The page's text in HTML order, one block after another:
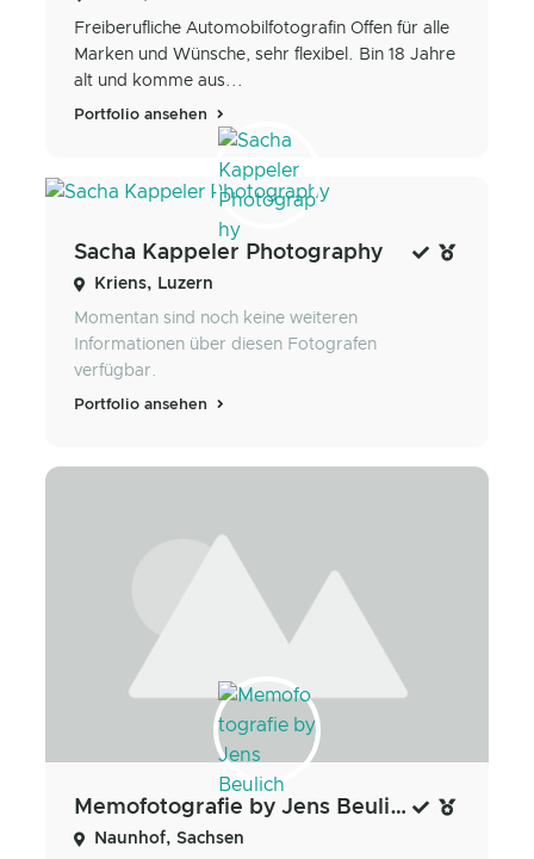
Freiberufliche Automobilfotografin Offen für alle
Marken und Wünsche, sehr flexibel. Bin 18 Jahre
alt und komme aus...
Portfolio ansehen
Sacha Kappeler Photography
Kriens, Luzern
Momentan sind noch keine weiteren
Informationen über diesen Fotografen
verfügbar.
Portfolio ansehen
Memofotografie by Jens Beulich
Naunhof, Sachsen